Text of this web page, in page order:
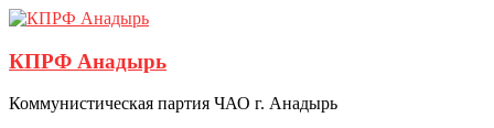
КПРФ Анадырь
Коммунистическая партия ЧАО г. Анадырь